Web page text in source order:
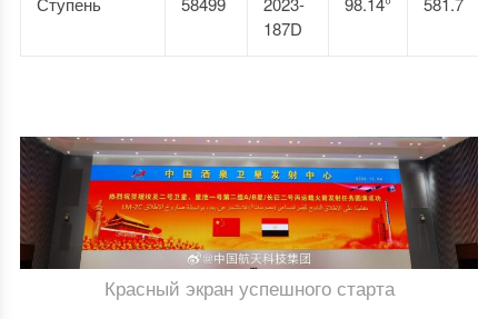
187D
Красный экран успешного старта